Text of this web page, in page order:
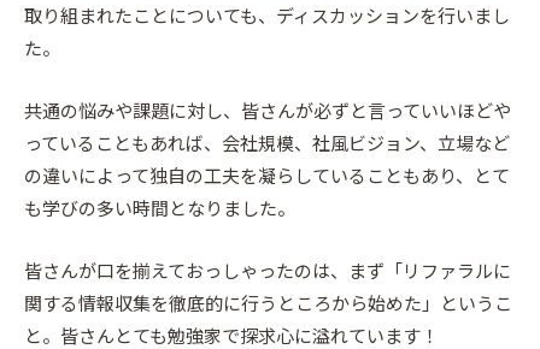
取り組まれたことについても、ディスカッションを行いまし
た。
共通の悩みや課題に対し、皆さんが必ずと言っていいほどや
っていることもあれば、会社規模、社風ビジョン、立場など
の違いによって独自の工夫を凝らしていることもあり、とて
も学びの多い時間となりました。
皆さんが口を揃えておっしゃったのは、まず「リファラルに
関する情報収集を徹底的に行うところから始めた」というこ
と。皆さんとても勉強家で探求心に溢れています！